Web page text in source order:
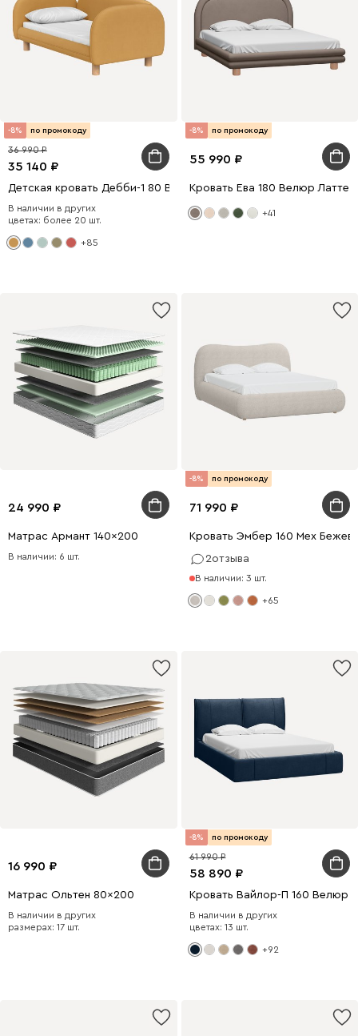
-8% по промокоду
35 140
36 990
Детская кровать Дебби-1 80 Вельвет Желтый
В наличии в других
цветах: более 20 шт.
+85
-8% по промокоду
55 990
Кровать Ева 180 Велюр Латте
+41
24 990
Матрас Армант 140x200
В наличии: 6 шт.
-8% по промокоду
71 990
Кровать Эмбер 160 Мех
2отзыва
В наличии: 3 шт.
+65
16 990
Матрас Ольтен 80x200
В наличии в других
размерах: 17 шт.
-8% по промокоду
58 890
61 990
Кровать Вайлор-П 160 Велюр
В наличии в других
цветах: 13 шт.
+92